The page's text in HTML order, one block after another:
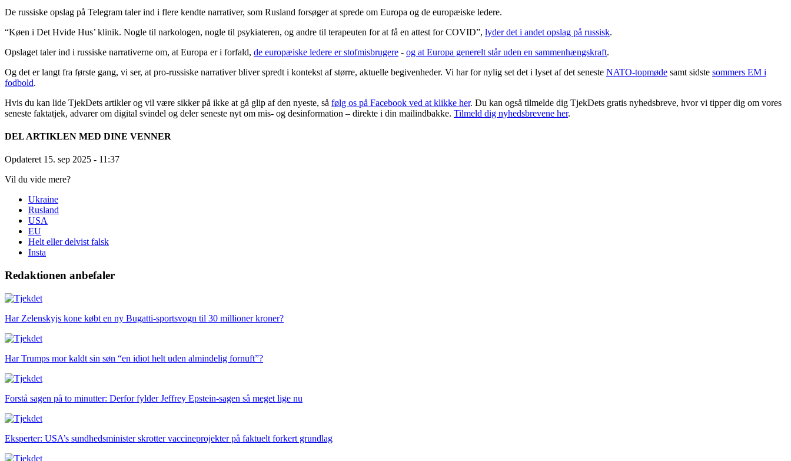
De russiske opslag på Telegram taler ind i flere kendte narrativer, som Rusland forsøger at sprede om Europa og de europæiske ledere.
“Køen i Det Hvide Hus’ klinik. Nogle til narkologen, nogle til psykiateren, og andre til terapeuten for at få en attest for COVID”, lyder det i andet opslag på russisk.
Opslaget taler ind i russiske narrativerne om, at Europa er i forfald, de europæiske ledere er stofmisbrugere - og at Europa generelt står uden en sammenhængskraft.
Og det er langt fra første gang, vi ser, at pro-russiske narrativer bliver spredt i kontekst af større, aktuelle begivenheder. Vi har for nylig set det i lyset af det seneste NATO-topmøde samt sidste sommers EM i
fodbold.
Hvis du kan lide TjekDets artikler og vil være sikker på ikke at gå glip af den nyeste, så følg os på Facebook ved at klikke her. Du kan også tilmelde dig TjekDets gratis nyhedsbreve, hvor vi tipper dig om vores
seneste faktatjek, advarer om digital svindel og deler seneste nyt om mis- og desinformation – direkte i din mailindbakke. Tilmeld dig nyhedsbrevene her.
DEL ARTIKLEN MED DINE VENNER
Opdateret 15. sep 2025 - 11:37
Vil du vide mere?
Ukraine
Rusland
USA
EU
Helt eller delvist falsk
Insta
Redaktionen anbefaler
Har Zelenskyjs kone købt en ny Bugatti-sportsvogn til 30 millioner kroner?
Har Trumps mor kaldt sin søn “en idiot helt uden almindelig fornuft”?
Forstå sagen på to minutter: Derfor fylder Jeffrey Epstein-sagen så meget lige nu
Eksperter: USA’s sundhedsminister skrotter vaccineprojekter på faktuelt forkert grundlag